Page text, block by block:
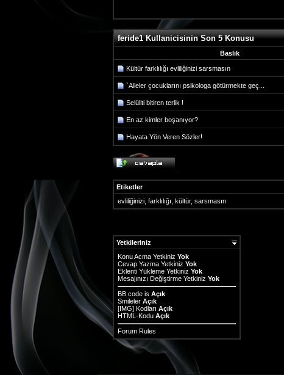
feride1 Kullanicisinin Son 5 Konusu
Baslik
Kültür farklılığı evliliğinizi sarsmasın
`Aileler çocuklarını psikologa götürmekte geç...
Selüliti bitiren terlik !
En az kimler boşanıyor?
Hayata Yön Veren Sözler!
Etiketler
evliliğinizi farklılığı kültür, sarsmasın
Yetkileriniz
Konu Acma Yetkiniz Yok
Cevap Yazma Yetkiniz Yok
Eklenti Yükleme Yetkiniz Yok
Mesajınızı Değiştirme Yetkiniz Yok
BB code is Açık
Smileler Açık
[IMG] Kodları Açık
HTML-Kodu Açık
Forum Rules